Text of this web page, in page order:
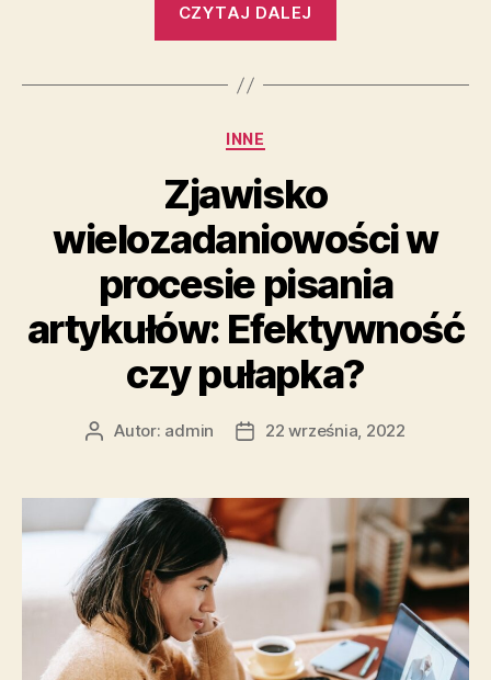
CZYTAJ DALEJ
zróżnicowane
blog
internetowy”
Kategorie
INNE
Zjawisko
wielozadaniowości w
procesie pisania
artykułów: Efektywność
czy pułapka?
AutorAutor: admin
Data22 września, 2022